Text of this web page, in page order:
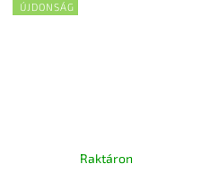
ÚJDONSÁG
Raktáron